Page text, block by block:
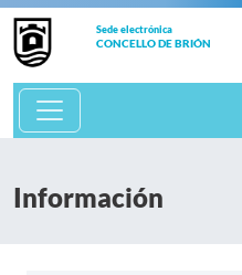
Sede electrónica
CONCELLO DE BRIÓN
Información